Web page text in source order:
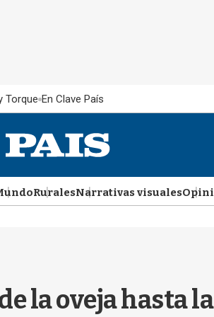
Torque En Clave País
RuralesNarrativas visuales
la oveja hasta